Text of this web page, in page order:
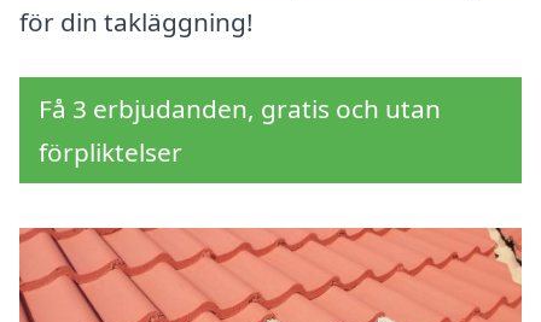
för din takläggning!
Få 3 erbjudanden, gratis och utan
förpliktelser